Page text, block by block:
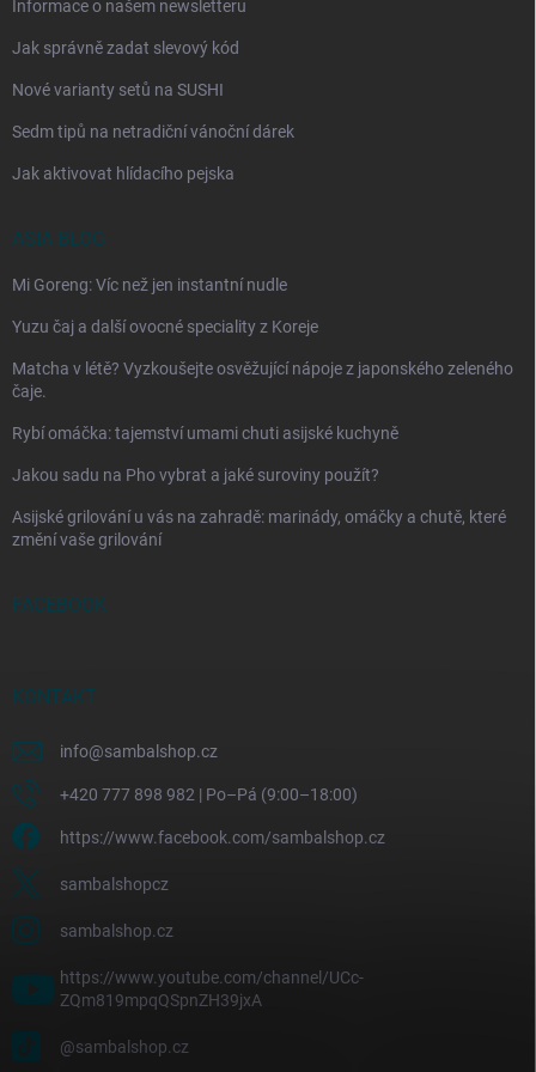
Informace o našem newsletteru
Jak správně zadat slevový kód
Nové varianty setů na SUSHI
Sedm tipů na netradiční vánoční dárek
Jak aktivovat hlídacího pejska
ASIA BLOG
Mi Goreng: Víc než jen instantní nudle
Yuzu čaj a další ovocné speciality z Koreje
Matcha v létě? Vyzkoušejte osvěžující nápoje z japonského zeleného
čaje.
Rybí omáčka: tajemství umami chuti asijské kuchyně
Jakou sadu na Pho vybrat a jaké suroviny použít?
Asijské grilování u vás na zahradě: marinády, omáčky a chutě, které
změní vaše grilování
FACEBOOK
KONTAKT
info@sambalshop.cz
+420 777 898 982 | Po–Pá (9:00–18:00)
https://www.facebook.com/sambalshop.cz
sambalshopcz
sambalshop.cz
https://www.youtube.com/channel/UCc-
ZQm819mpqQSpnZH39jxA
@sambalshop.cz